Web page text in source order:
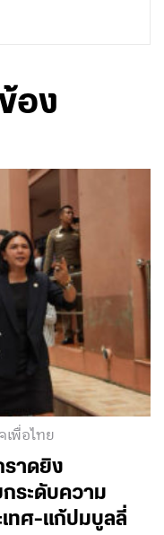
อง
พื่อไทย
ราดยิง
ระดับความ
ทศ-แก้ปมบูลลี่